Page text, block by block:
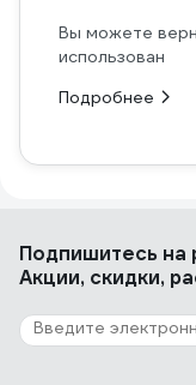
Вы можете
использован
Подробнее
Подпишитесь на
Акции, скидки,